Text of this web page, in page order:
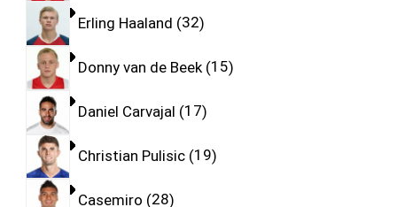
Erling Haaland 32
Donny van de Beek 15
Daniel Carvajal 17
Christian Pulisic 19
Casemiro 28